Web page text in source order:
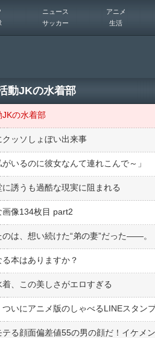
ニュース アニメ
サッカー 生活
動JKの水着部
JKの水着部
ッソしょぼい出来事
いるのに彼女なんて連れこんで～」
誘うも過酷な現実に阻まれる
画像134枚目 part2
のは、想い続けた“弟の妻”だった――。
る本はありますか？
、この美しさがエロすぎる
ついにアニメ版のしゃべるLINEスタン
テる顔面偏差値55の男の顔だ！イケメ